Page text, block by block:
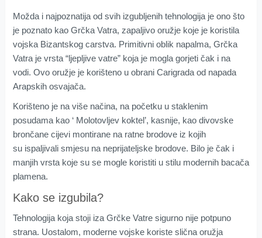
Možda i najpoznatija od svih izgubljenih tehnologija je ono što
je poznato kao Grčka Vatra, zapaljivo oružje koje je koristila
vojska Bizantskog carstva. Primitivni oblik napalma, Grčka
Vatra je vrsta “ljepljive vatre” koja je mogla gorjeti čak i na
vodi. Ovo oružje je korišteno u obrani Carigrada od napada
Arapskih osvajača.
Korišteno je na više načina, na početku u staklenim
posudama kao ‘ Molotovljev koktel’, kasnije, kao divovske
brončane cijevi montirane na ratne brodove iz kojih
su ispaljivali smjesu na neprijateljske brodove. Bilo je čak i
manjih vrsta koje su se mogle koristiti u stilu modernih bacača
plamena.
Kako se izgubila?
Tehnologija koja stoji iza Grčke Vatre sigurno nije potpuno
strana. Uostalom, moderne vojske koriste slična oružja